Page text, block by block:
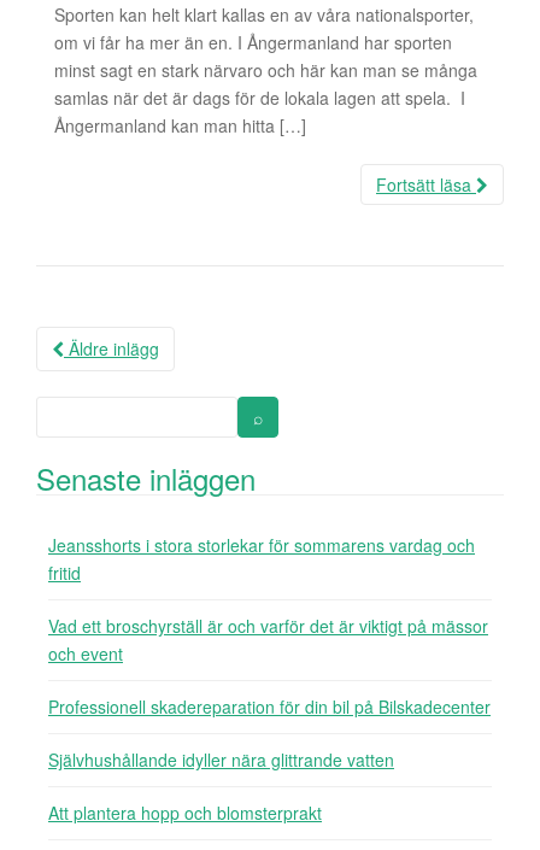
Sporten kan helt klart kallas en av våra nationalsporter,
om vi får ha mer än en. I Ångermanland har sporten
minst sagt en stark närvaro och här kan man se många
samlas när det är dags för de lokala lagen att spela. I
Ångermanland kan man hitta […]
Fortsätt läsa
Inläggsnavigering
Äldre inlägg
Senaste inläggen
Jeansshorts i stora storlekar för sommarens vardag och
fritid
Vad ett broschyrställ är och varför det är viktigt på mässor
och event
Professionell skadereparation för din bil på Bilskadecenter
Självhushållande idyller nära glittrande vatten
Att plantera hopp och blomsterprakt